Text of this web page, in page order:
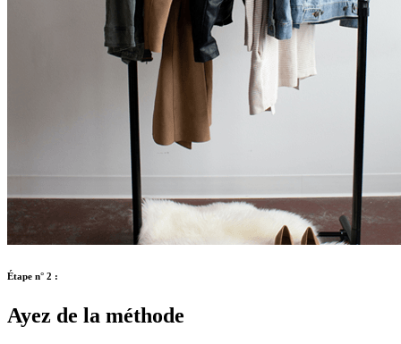
Étape n° 2 :
Ayez de la méthode